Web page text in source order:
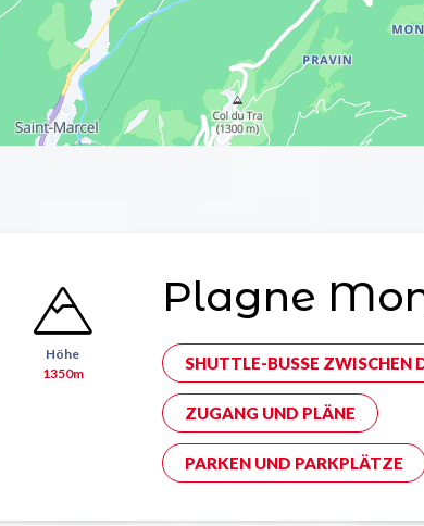
Höhe
1350m
Plagne
SHUTTLE-BUSSE ZWISCHEN
ZUGANG UND PLÄNE
PARKEN UND PARKPLÄTZE